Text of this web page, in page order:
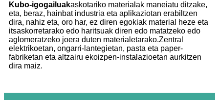
Kubo-igogailuakaskotariko materialak maneiatu ditzake,
eta, beraz, hainbat industria eta aplikaziotan erabiltzen
dira, nahiz eta, oro har, ez diren egokiak material heze eta
itsaskorretarako edo haritsuak diren edo matatzeko edo
aglomeratzeko joera duten materialetarako.Zentral
elektrikoetan, ongarri-lantegietan, pasta eta paper-
fabriketan eta altzairu ekoizpen-instalazioetan aurkitzen
dira maiz.